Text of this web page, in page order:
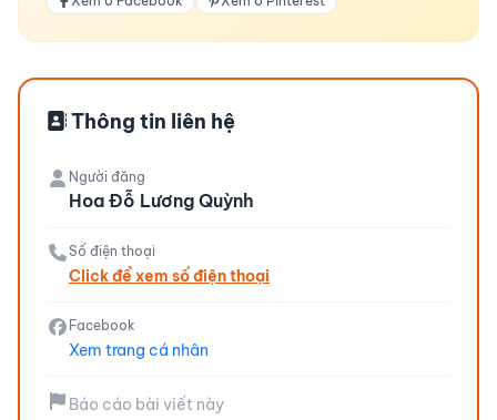
Thông tin liên hệ
Người đăng
Hoa Đỗ Lương Quỳnh
Số điện thoại
Click để xem số điện thoại
Facebook
Xem trang cá nhân
Báo cáo bài viết này